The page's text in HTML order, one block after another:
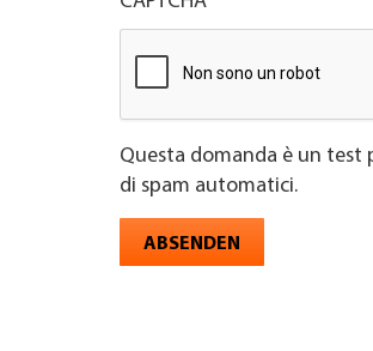
Questa domanda è un test
di spam automatici.
ABSENDEN